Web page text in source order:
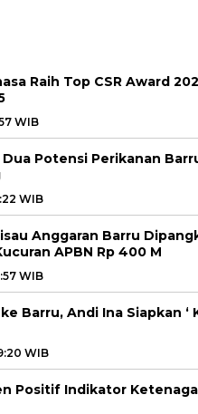
Raih Top CSR Award
WIB
Dua Potensi Perikanan
WIB
Anggaran Barru
APBN Rp 400 M
WIB
Barru, Andi Ina Siapkan ‘
WIB
Positif Indikator